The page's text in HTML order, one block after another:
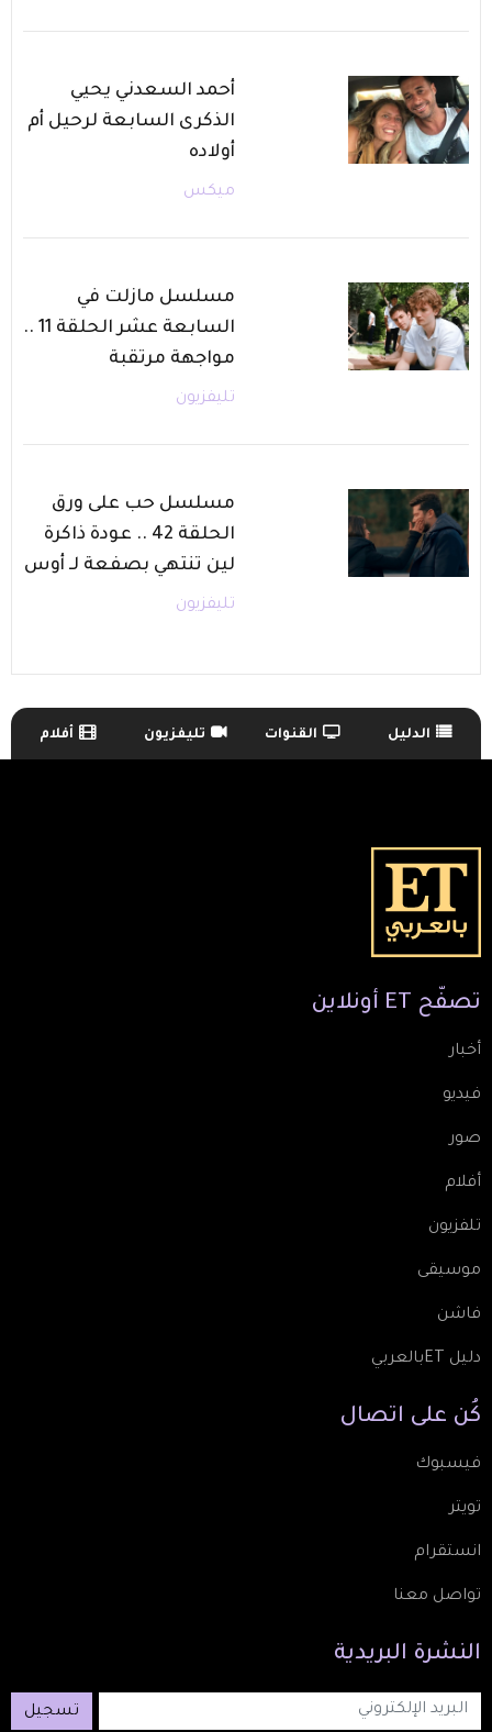
أحمد السعدني يحيي
الذكرى السابعة لرحيل أم
أولاده
ميكس
مسلسل مازلت في
السابعة عشر الحلقة 11 ..
مواجهة مرتقبة
تليفزيون
مسلسل حب على ورق
الحلقة 42 .. عودة ذاكرة
لين تنتهي بصفعة لـ أوس
تليفزيون
TV Guide Menu الدليل القنوات تليفزيون أفلام
تصفّح ET أونلاين
أخبار
فيديو
صور
أفلام
تلفزيون
موسيقى
فاشن
دليل ETبالعربي
كُن على اتصال
فيسبوك
تويتر
انستقرام
تواصل معنا
النشرة البريدية
تسجيل